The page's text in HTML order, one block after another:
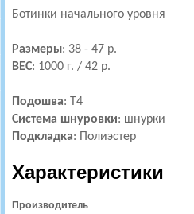
Ботинки начального уровня
Размеры: 38 - 47 р.
ВЕС: 1000 г. / 42 р.
Подошва: T4
Система шнуровки: шнурки
Подкладка: Полиэстер
Характеристики
Производитель